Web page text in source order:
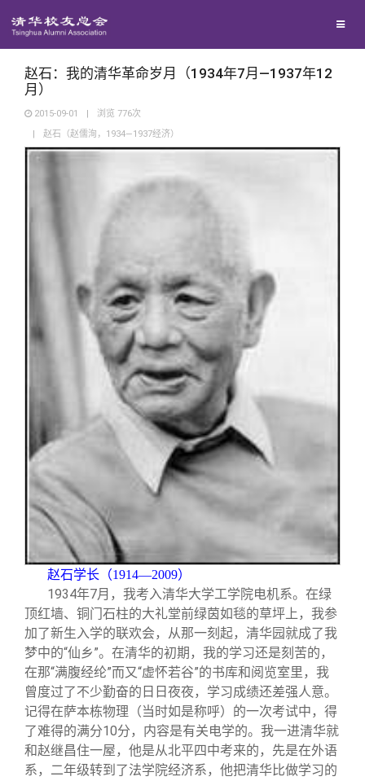
西南联大校友会
义工计划
新媒体平台
青春风采
校友文苑
校友服务
终身学习
信息化服务
三创大赛
实用信息
校友总会
总会简介
会长致辞
总会章程
制度法规
联系我们
关闭
赵石：我的清华革命岁月（1934年7月—1937年12
月）
2015-09-01 | 浏览 776次
|
赵石（赵儒洵，1934—1937经济）
赵石学长（1914—2009）
1934年7月，我考入清华大学工学院电机系。在绿
顶红墙、铜门石柱的大礼堂前绿茵如毯的草坪上，我参
加了新生入学的联欢会，从那一刻起，清华园就成了我
梦中的“仙乡”。在清华的初期，我的学习还是刻苦的，
在那“满腹经纶”而又“虚怀若谷”的书库和阅览室里，我
曾度过了不少勤奋的日日夜夜，学习成绩还差强人意。
记得在萨本栋物理（当时如是称呼）的一次考试中，得
了难得的满分10分，内容是有关电学的。我一进清华就
和赵继昌住一屋，他是从北平四中考来的，先是在外语
系，二年级转到了法学院经济系，他把清华比做学习的